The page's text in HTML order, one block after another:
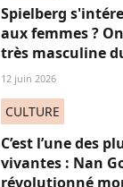
Spielberg
aux femmes ?
très masculine
12 juin 2026
CULTURE
C’est l’une des
vivantes : Nan
révolutionné